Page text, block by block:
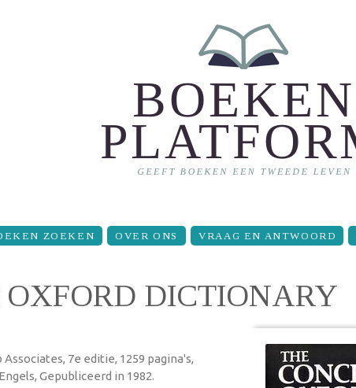
ZOEKEN OVER ONS VRAAG EN ANTWOORD
OXFORD DICTIONARY
7e editie, 1259 pagina's,
Gepubliceerd in 1982.